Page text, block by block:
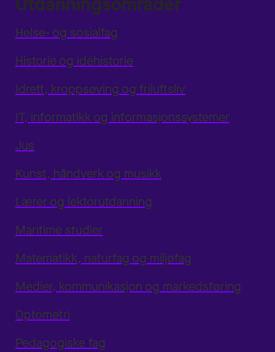
Helse- og sosialfag
Historie og idéhistorie
Idrett, kroppsøving og friluftsliv
IT, informatikk og informasjonssystemer
Jus
Kunst, håndverk og musikk
Lærer og lektorutdanning
Maritime studier
Matematikk, naturfag og miljøfag
Medier, kommunikasjon og markedsføring
Optometri
Pedagogiske fag